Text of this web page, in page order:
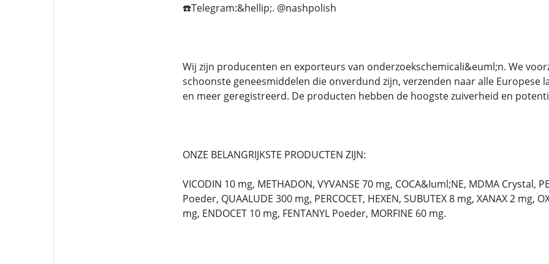
☎️Telegram:&hellip;. @nashpolish
Wij zijn producenten en exporteurs van onderzoekschemicali&euml;n. We
schoonste geneesmiddelen die onverdund zijn, verzenden naar alle Europese
en meer geregistreerd. De producten hebben de hoogste zuiverheid en
ONZE BELANGRIJKSTE PRODUCTEN ZIJN:
VICODIN 10 mg, METHADON, VYVANSE 70 mg, COCA&Iuml;NE, MDMA Crystal,
Poeder, QUAALUDE 300 mg, PERCOCET, HEXEN, SUBUTEX 8 mg, XANAX 2 mg,
mg, ENDOCET 10 mg, FENTANYL Poeder, MORFINE 60 mg.